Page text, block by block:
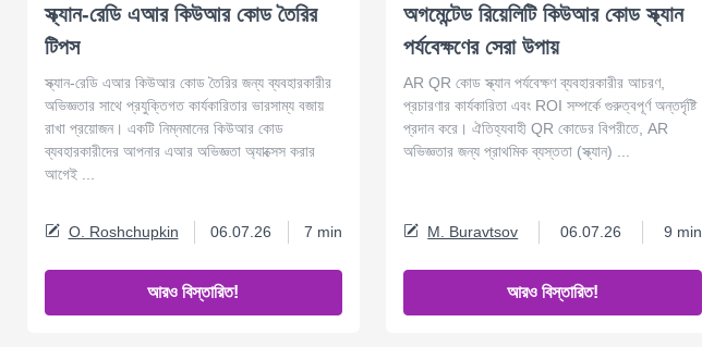
স্ক্যান-রেডি এআর কিউআর কোড তৈরির
টিপস
স্ক্যান-রেডি এআর কিউআর কোড তৈরির জন্য ব্যবহারকারীর
অভিজ্ঞতার সাথে প্রযুক্তিগত কার্যকারিতার ভারসাম্য বজায়
রাখা প্রয়োজন। একটি নিম্নমানের কিউআর কোড
ব্যবহারকারীদের আপনার এআর অভিজ্ঞতা অ্যাক্সেস করার
আগেই ...
O. Roshchupkin 06.07.26 7 min
আরও বিস্তারিত!
অগমেন্টেড রিয়েলিটি কিউআর কোড স্ক্যান
পর্যবেক্ষণের সেরা উপায়
AR QR কোড স্ক্যান পর্যবেক্ষণ ব্যবহারকারীর আচরণ,
প্রচারণার কার্যকারিতা এবং ROI সম্পর্কে গুরুত্বপূর্ণ অন্তর্দৃষ্টি
প্রদান করে। ঐতিহ্যবাহী QR কোডের বিপরীতে, AR
অভিজ্ঞতার জন্য প্রাথমিক ব্যস্ততা (স্ক্যান) ...
M. Buravtsov 06.07.26 9 min
আরও বিস্তারিত!